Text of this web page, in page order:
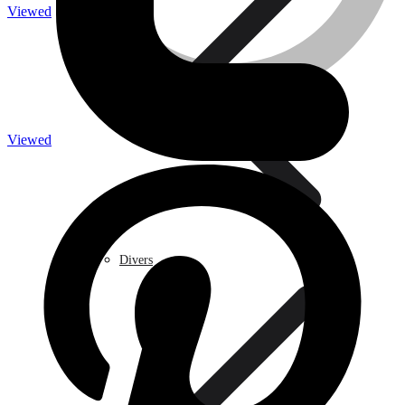
Traitement de l’eau
Caméra de surveillance
Viewed
Divers
Viewed